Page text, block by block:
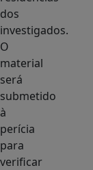
dos
investigados.
O
material
será
submetido
à
perícia
para
verificar